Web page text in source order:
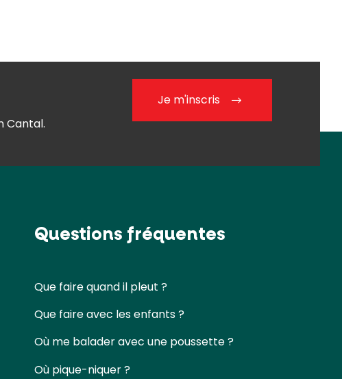
Cantal.
Je m'inscris
Questions fréquentes
Que faire quand il pleut ?
Que faire avec les enfants ?
Où me balader avec une poussette ?
Où pique-niquer ?